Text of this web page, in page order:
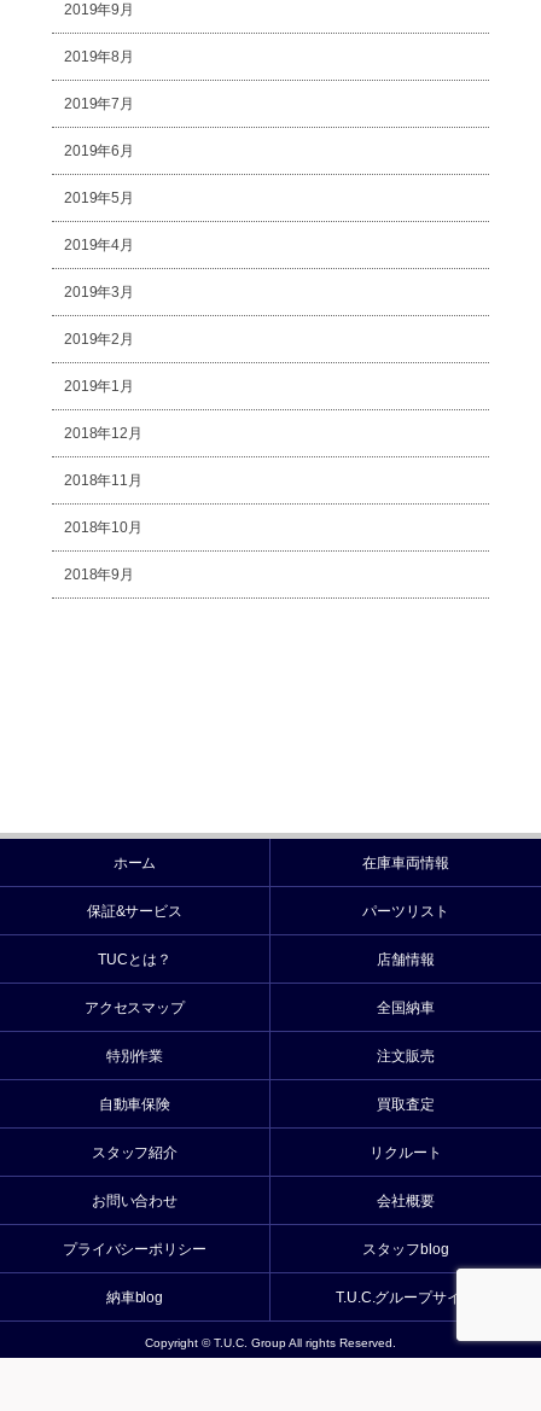
2019年9月
2019年8月
2019年7月
2019年6月
2019年5月
2019年4月
2019年3月
2019年2月
2019年1月
2018年12月
2018年11月
2018年10月
2018年9月
ホーム 在庫車両情報
保証&サービス パーツリスト
TUCとは？ 店舗情報
アクセスマップ 全国納車
特別作業 注文販売
自動車保険 買取査定
スタッフ紹介 リクルート
お問い合わせ 会社概要
プライバシーポリシー スタッフblog
納車blog T.U.C.グループサイト
Copyright © T.U.C. Group All rights Reserved.